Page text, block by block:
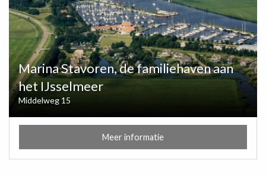
Marina Stavoren, de familiehaven aan
het IJsselmeer
Middelweg 15
Meer informatie